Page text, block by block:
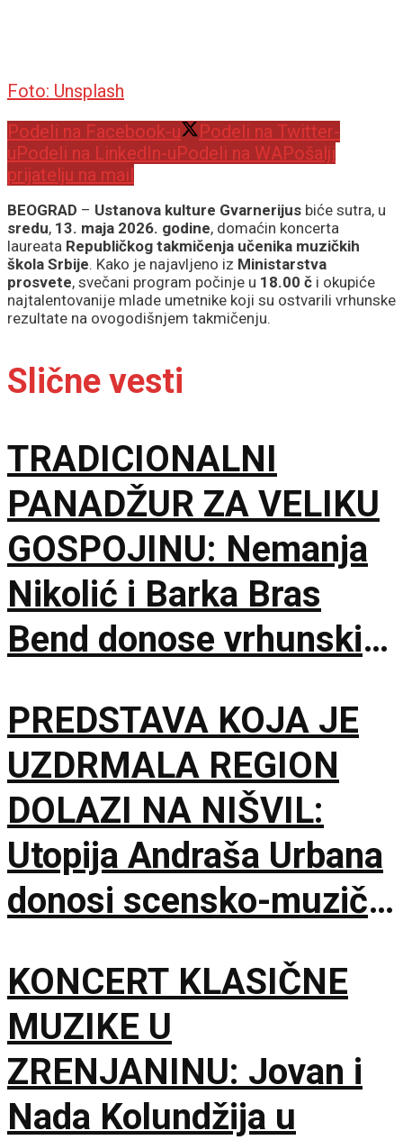
Foto: Unsplash
Podeli na Facebook-u
Podeli na Twitter-
u Podeli na LinkedIn-u Podeli na WAPošalji
prijatelju na mail
BEOGRAD – Ustanova kulture Gvarnerijus biće sutra, u
sredu, 13. maja 2026. godine, domaćin koncerta
laureata Republičkog takmičenja učenika muzičkih
škola Srbije. Kako je najavljeno iz Ministarstva
prosvete, svečani program počinje u 18.00 č i okupiće
najtalentovanije mlade umetnike koji su ostvarili vrhunske
rezultate na ovogodišnjem takmičenju.
Slične vesti
TRADICIONALNI
PANADŽUR ZA VELIKU
GOSPOJINU: Nemanja
Nikolić i Barka Bras
Bend donose vrhunski
PREDSTAVA KOJA JE
UZDRMALA REGION
DOLAZI NA NIŠVIL:
Utopija Andraša Urbana
donosi scensko-muzički
KONCERT KLASIČNE
MUZIKE U
ZRENJANINU: Jovan i
Nada Kolundžija u